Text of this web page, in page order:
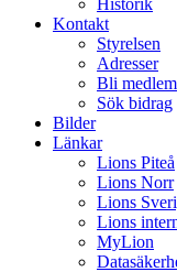
Historik
Kontakt
Styrelsen
Adresser
Bli medlem
Sök bidrag
Bilder
Länkar
Lions Piteå
Lions Norr
Lions
Lions
MyLion